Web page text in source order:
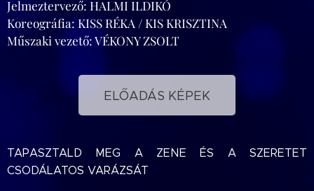
Jelmeztervező: HALMI ILDIKÓ
Koreográfia: KISS RÉKA / KIS KRISZTINA
Műszaki vezető: VÉKONY ZSOLT
ELŐADÁS KÉPEK
TAPASZTALD MEG A ZENE ÉS A SZERETET
CSODÁLATOS VARÁZSÁT